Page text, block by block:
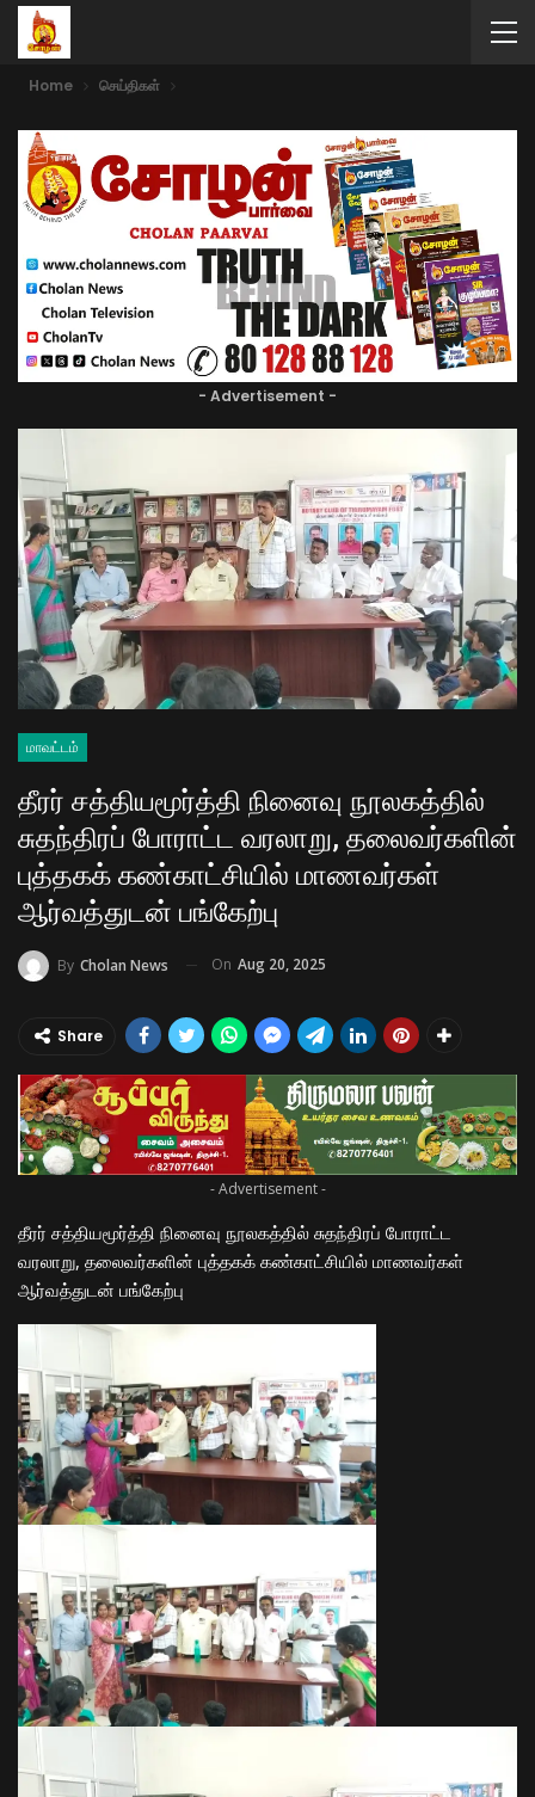
Home செய்திகள்
- Advertisement -
மாவட்டம்
தீரர் சத்தியமூர்த்தி நினைவு நூலகத்தில்
சுதந்திரப் போராட்ட வரலாறு, தலைவர்களின்
புத்தகக் கண்காட்சியில் மாணவர்கள்
ஆர்வத்துடன் பங்கேற்பு
By Cholan News On Aug 20, 2025
Share
- Advertisement -
தீரர் சத்தியமூர்த்தி நினைவு நூலகத்தில் சுதந்திரப் போராட்ட
வரலாறு, தலைவர்களின் புத்தகக் கண்காட்சியில் மாணவர்கள்
ஆர்வத்துடன் பங்கேற்பு